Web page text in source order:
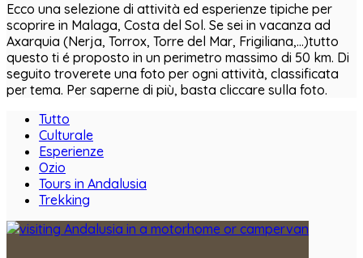
Ecco una selezione di attività ed esperienze tipiche per
scoprire in Malaga, Costa del Sol. Se sei in vacanza ad
Axarquia (Nerja, Torrox, Torre del Mar, Frigiliana,…)tutto
questo ti é proposto in un perimetro massimo di 50 km. Di
seguito troverete una foto per ogni attività, classificata
per tema. Per saperne di più, basta cliccare sulla foto.
Tutto
Culturale
Esperienze
Ozio
Tours in Andalusia
Trekking